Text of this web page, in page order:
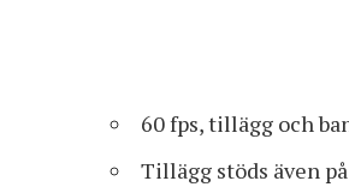
60 fps, tillägg och
Tillägg stöds även